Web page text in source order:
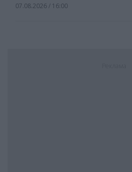
07.08.2026 / 16:00